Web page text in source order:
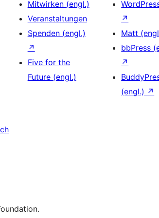
Mitwirken (engl.)
Veranstaltungen
Spenden (engl.)
↗
Five for the
Future (engl.)
↗
Matt
bbPress
↗
(engl.) ↗